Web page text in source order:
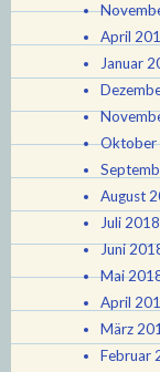
April
Januar
Oktober
August
Juli 2018
Juni
Mai
April
März
Februar